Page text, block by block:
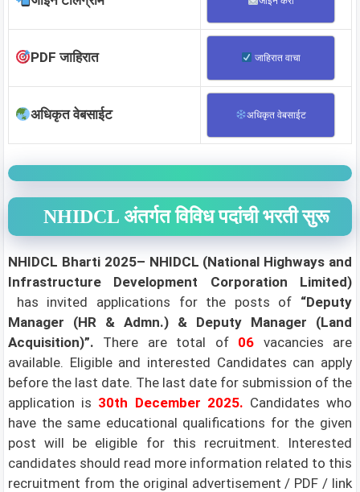
PDF जाहिरात जाहिरात वाचा
अधिकृत वेबसाईट अधिकृत वेबसाईट
NHIDCL अंतर्गत विविध पदांची भरती सुरू
NHIDCL Bharti 2025– NHIDCL (National Highways and
Infrastructure Development Corporation Limited)
has invited applications for the posts of “Deputy
Manager (HR & Admn.) & Deputy Manager (Land
Acquisition)”. There are total of 06 vacancies are
available. Eligible and interested Candidates can apply
before the last date. The last date for submission of the
application is 30th December 2025. Candidates who
have the same educational qualifications for the given
post will be eligible for this recruitment. Interested
candidates should read more information related to this
recruitment from the original advertisement / PDF / link